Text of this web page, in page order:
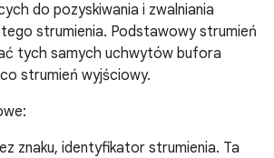
do pozyskiwania i zwalniania
strumienia. Podstawowy strumień
tych samych uchwytów bufora
strumień wyjściowy.
znaku, identyfikator strumienia. Ta